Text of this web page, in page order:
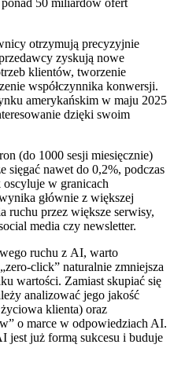
50 miliardów ofert
otrzymują precyzyjnie
zyskują nowe
klientów, tworzenie
współczynnika konwersji.
amerykańskim w maju 2025
dzięki swoim
(do 1000 sesji miesięcznie)
sięgać nawet do 0,2%, podczas
w granicach
głównie z większej
ruchu przez większe serwisy,
media czy newsletter.
ruchu z AI, warto
click” naturalnie zmniejsza
wartości. Zamiast skupiać się
analizować jego jakość
klienta) oraz
o marce w odpowiedziach AI.
jest już formą sukcesu i buduje